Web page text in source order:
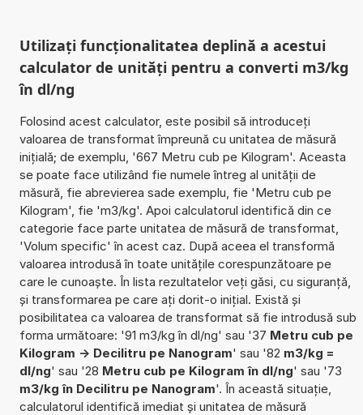
Utilizați funcționalitatea deplină a acestui
calculator de unități pentru a converti m3/kg
în dl/ng
Folosind acest calculator, este posibil să introduceți
valoarea de transformat împreună cu unitatea de măsură
inițială; de exemplu, '667 Metru cub pe Kilogram'. Aceasta
se poate face utilizând fie numele întreg al unității de
măsură, fie abrevierea sade exemplu, fie 'Metru cub pe
Kilogram', fie 'm3/kg'. Apoi calculatorul identifică din ce
categorie face parte unitatea de măsură de transformat,
'Volum specific' în acest caz. După aceea el transformă
valoarea introdusă în toate unitățile corespunzătoare pe
care le cunoaște. În lista rezultatelor veți găsi, cu siguranță,
și transformarea pe care ați dorit-o inițial. Există și
posibilitatea ca valoarea de transformat să fie introdusă sub
forma următoare: '91 m3/kg în dl/ng' sau '37 Metru cub pe
Kilogram -> Decilitru pe Nanogram' sau '82 m3/kg =
dl/ng' sau '28 Metru cub pe Kilogram în dl/ng' sau '73
m3/kg în Decilitru pe Nanogram'. În această situație,
calculatorul identifică imediat și unitatea de măsură